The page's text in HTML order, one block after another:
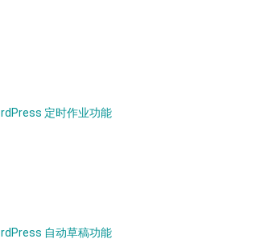
定时作业功能
自动草稿功能